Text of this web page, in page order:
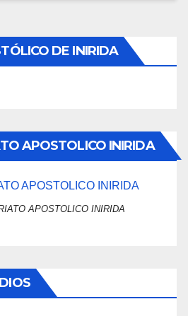
DE INIRIDA
APOSTOLICO INIRIDA
APOSTOLICO INIRIDA